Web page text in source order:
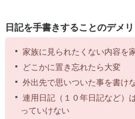
日記を手書きすることのデメ
家族に見られたくない内容を
どこかに置き忘れたら大変
外出先で思いついた事を書け
連用日記（１０年日記など）
っていけない